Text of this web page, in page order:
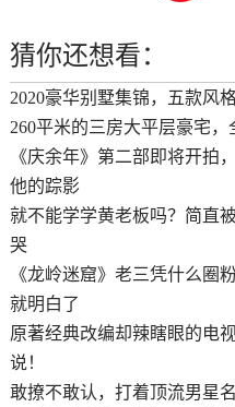
猜你还想看：
2020豪华别墅集锦，五款风
260平米的三房大平层豪宅
《庆余年》第二部即将开拍
他的踪影
就不能学学黄老板吗？简直
哭
《龙岭迷窟》老三凭什么圈
就明白了
原著经典改编却辣瞎眼的电
说！
敢撩不敢认，打着顶流男星